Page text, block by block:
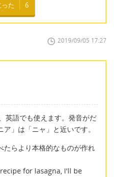
た 6
2019/09/05 17:27
英語でも使えます。発音がだ
」は「ニャ」と近いです。
たらより本格的なものが作れ
for lasagna, I'll be